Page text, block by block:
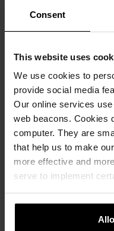
Consent
This website uses
We use cookies to
provide social media
Our online services
web beacons. Cookies
computer. They are
that help us to make
more effective and
serve to implement